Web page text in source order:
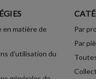
en matière de
d'utilisation du
Par
Par